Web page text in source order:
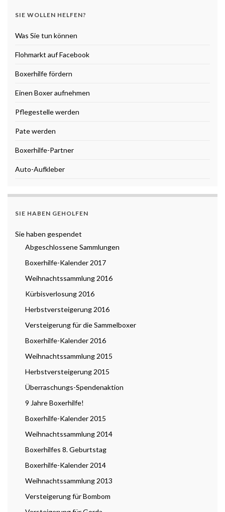
SIE WOLLEN HELFEN?
Was Sie tun können
Flohmarkt auf Facebook
Boxerhilfe fördern
Einen Boxer aufnehmen
Pflegestelle werden
Pate werden
Boxerhilfe-Partner
Auto-Aufkleber
SIE HABEN GEHOLFEN
Sie haben gespendet
Abgeschlossene Sammlungen
Boxerhilfe-Kalender 2017
Weihnachtssammlung 2016
Kürbisverlosung 2016
Herbstversteigerung 2016
Versteigerung für die Sammelboxer
Boxerhilfe-Kalender 2016
Weihnachtssammlung 2015
Herbstversteigerung 2015
Überraschungs-Spendenaktion
9 Jahre Boxerhilfe!
Boxerhilfe-Kalender 2015
Weihnachtssammlung 2014
Boxerhilfes 8. Geburtstag
Boxerhilfe-Kalender 2014
Weihnachtssammlung 2013
Versteigerung für Bombom